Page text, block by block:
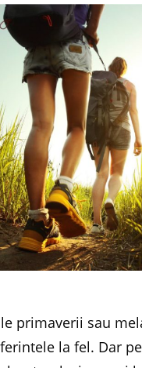
primaverii sau
la fel. Dar